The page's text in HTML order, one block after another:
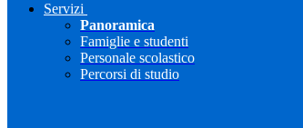
Servizi
Panoramica
Famiglie e studenti
Personale scolastico
Percorsi di studio